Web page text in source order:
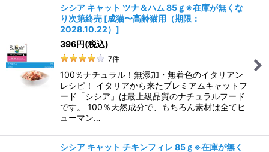
シシア キャット ツナ＆ハム 85ｇ※在庫が無くな
り次第終売 [成猫〜高齢猫用（期限：
2028.10.22） ]
396円(税込)
7件
100％ナチュラル！無添加・無着色のイタリアン
レシピ！ イタリアから来たプレミアムキャットフ
ード「シシア」は最上級品質のナチュラルフード
です。 100％天然成分で、もちろん素材は全てヒ
ューマン…
シシア キャット チキンフィレ 85ｇ※在庫が無く